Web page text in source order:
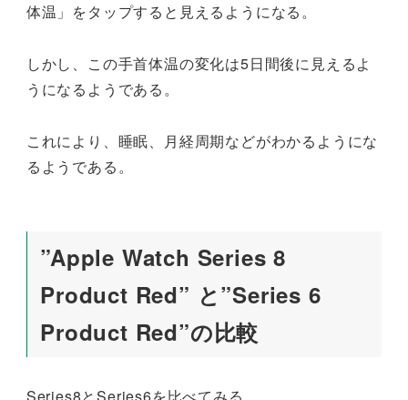
体温」をタップすると見えるようになる。
しかし、この手首体温の変化は5日間後に見えるよ
うになるようである。
これにより、睡眠、月経周期などがわかるようにな
るようである。
”Apple Watch Series 8
Product Red” と”Series 6
Product Red”の比較
Series8とSeries6を比べてみる。